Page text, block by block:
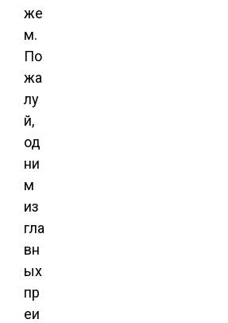
же
м.
По
жа
лу
й,
од
ни
м
из
гла
вн
ых
пр
еи